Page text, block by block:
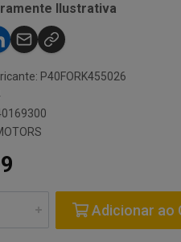
Ilustrativa
P40FORK455026
Adicionar ao